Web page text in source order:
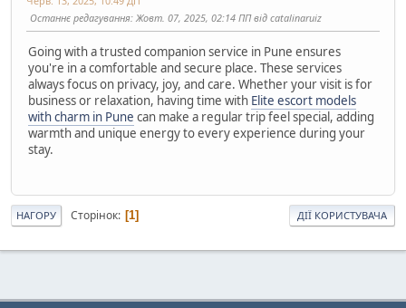
Останнє редагування: Жовт. 07, 2025, 02:14 ПП від catalinaruiz
Going with a trusted companion service in Pune ensures
you're in a comfortable and secure place. These services
always focus on privacy, joy, and care. Whether your visit is for
business or relaxation, having time with Elite escort models
with charm in Pune can make a regular trip feel special, adding
warmth and unique energy to every experience during your
stay.
НАГОРУ Сторінок 1 ДІЇ КОРИСТУВАЧА